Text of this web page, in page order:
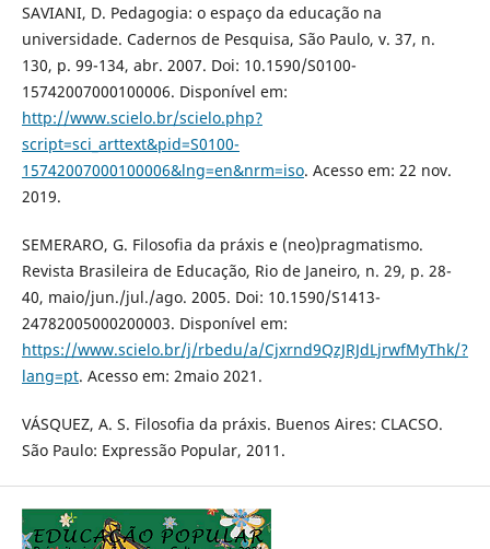
SAVIANI, D. Pedagogia: o espaço da educação na
universidade. Cadernos de Pesquisa, São Paulo, v. 37, n.
130, p. 99-134, abr. 2007. Doi: 10.1590/S0100-
15742007000100006. Disponível em:
http://www.scielo.br/scielo.php?
script=sci_arttext&pid=S0100-
15742007000100006&lng=en&nrm=iso. Acesso em: 22 nov.
2019.
SEMERARO, G. Filosofia da práxis e (neo)pragmatismo.
Revista Brasileira de Educação, Rio de Janeiro, n. 29, p. 28-
40, maio/jun./jul./ago. 2005. Doi: 10.1590/S1413-
24782005000200003. Disponível em:
https://www.scielo.br/j/rbedu/a/Cjxrnd9QzJRJdLjrwfMyThk/?
lang=pt. Acesso em: 2maio 2021.
VÁSQUEZ, A. S. Filosofia da práxis. Buenos Aires: CLACSO.
São Paulo: Expressão Popular, 2011.